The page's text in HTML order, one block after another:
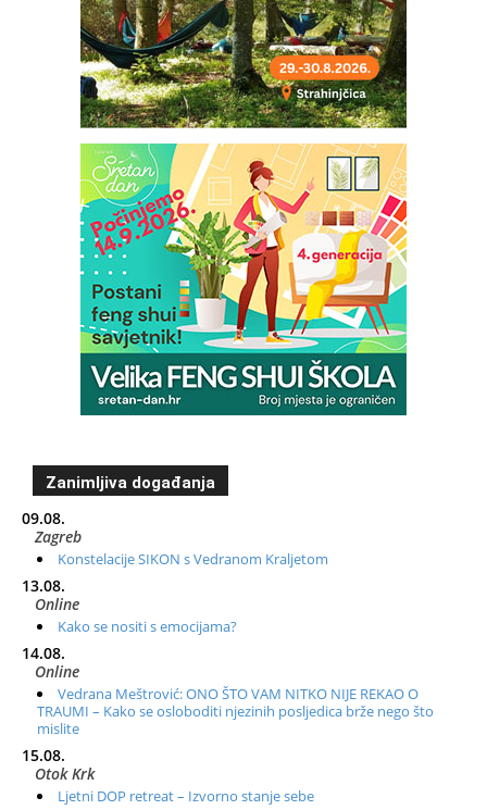
Zanimljiva događanja
09.08.
Zagreb
Konstelacije SIKON s Vedranom Kraljetom
13.08.
Online
Kako se nositi s emocijama?
14.08.
Online
Vedrana Meštrović: ONO ŠTO VAM NITKO NIJE REKAO O
TRAUMI – Kako se osloboditi njezinih posljedica brže nego što
mislite
15.08.
Otok Krk
Ljetni DOP retreat – Izvorno stanje sebe